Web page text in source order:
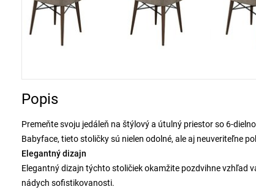
Popis
Premeňte svoju jedáleň na štýlový a útulný priestor so 6-
Babyface, tieto stoličky sú nielen odolné, ale aj neuveriteľne
Elegantný dizajn
Elegantný dizajn týchto stoličiek okamžite pozdvihne vzhľad
nádych sofistikovanosti.